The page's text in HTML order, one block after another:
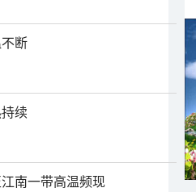
断
续
南一带高温频现